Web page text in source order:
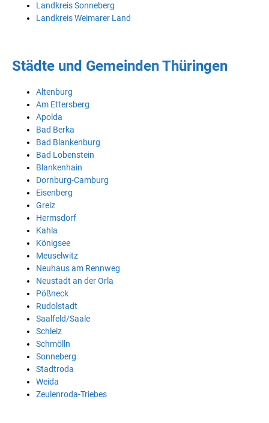
Landkreis Sonneberg
Landkreis Weimarer Land
Städte und Gemeinden Thüringen
Altenburg
Am Ettersberg
Apolda
Bad Berka
Bad Blankenburg
Bad Lobenstein
Blankenhain
Dornburg-Camburg
Eisenberg
Greiz
Hermsdorf
Kahla
Königsee
Meuselwitz
Neuhaus am Rennweg
Neustadt an der Orla
Pößneck
Rudolstadt
Saalfeld/Saale
Schleiz
Schmölln
Sonneberg
Stadtroda
Weida
Zeulenroda-Triebes